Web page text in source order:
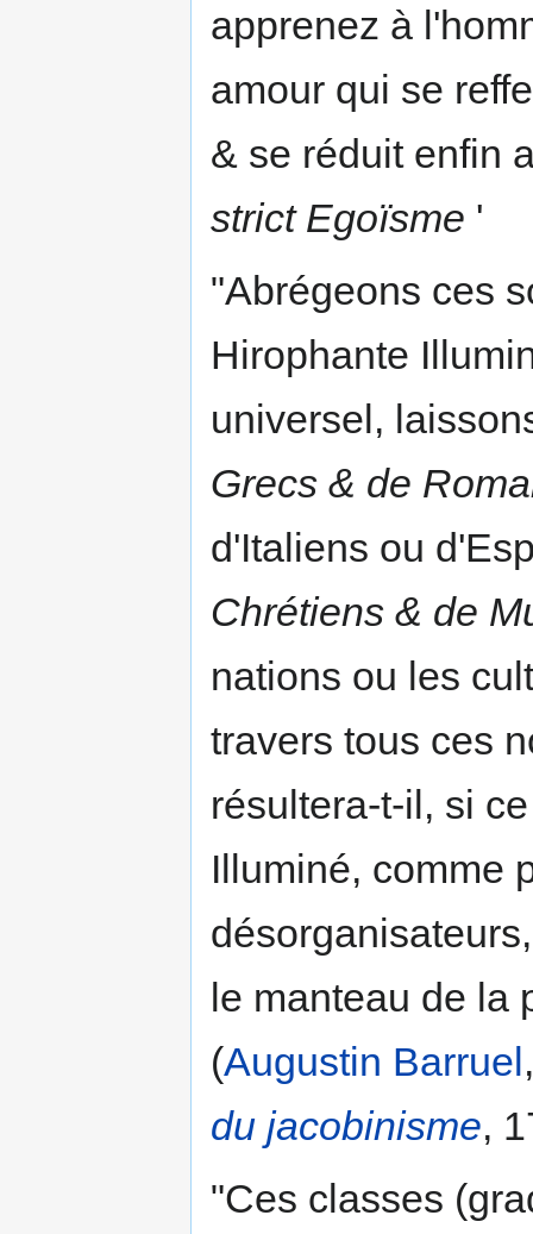
apprenez à
amour qui se
& se réduit enfin
strict Egoïsme '
"Abrégeons ces
Hirophante
universel,
Grecs & de
d'Italiens ou
Chrétiens & de
nations ou les
travers tous ces
résultera-t-il, si
Illuminé, comme
le manteau de la
(Augustin Barruel
du jacobinisme,
"Ces classes